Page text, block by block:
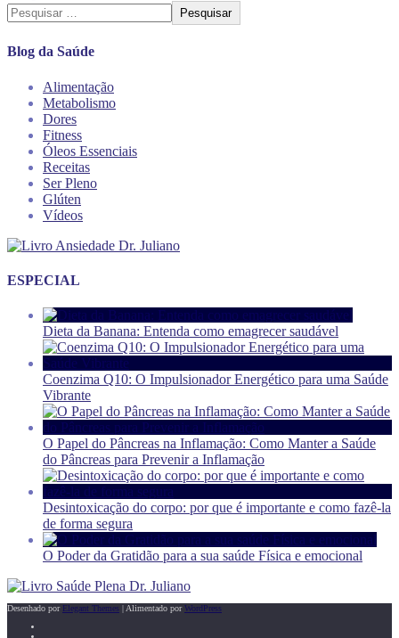
Pesquisar
Blog da Saúde
Alimentação
Metabolismo
Dores
Fitness
Óleos Essenciais
Receitas
Ser Pleno
Glúten
Vídeos
ESPECIAL
Dieta da Banana: Entenda como emagrecer saudável
Coenzima Q10: O Impulsionador Energético para uma Saúde
Vibrante
O Papel do Pâncreas na Inflamação: Como Manter a Saúde
do Pâncreas para Prevenir a Inflamação
Desintoxicação do corpo: por que é importante e como fazê-la
de forma segura
O Poder da Gratidão para a sua saúde Física e emocional
Desenhado por Elegant Themes | Alimentado porWordPress